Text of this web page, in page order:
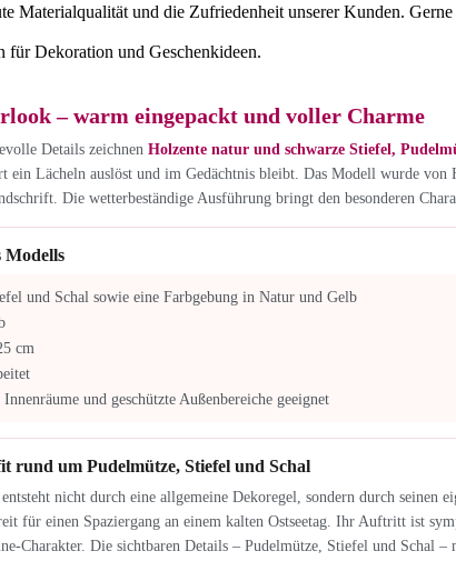
Materialqualität und die Zufriedenheit unserer Kunden.
– warm eingepackt und voller Charme
Details zeichnen Holzente natur und schwarze Stiefel,
Lächeln auslöst und im Gedächtnis bleibt. Das Modell wurde von
Die wetterbeständige Ausführung bringt den besonderen
Modells
und Schal sowie eine Farbgebung in Natur und Gelb
cm
und geschützte Außenbereiche geeignet
rund um Pudelmütze, Stiefel und Schal
nicht durch eine allgemeine Dekoregel, sondern durch
für einen Spaziergang an einem kalten Ostseetag. Ihr Auftritt ist
Charakter. Die sichtbaren Details – Pudelmütze, Stiefel und Schal